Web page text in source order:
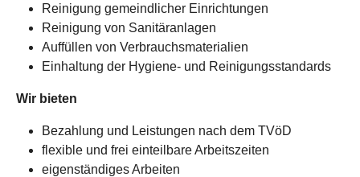
Reinigung gemeindlicher Einrichtungen
Reinigung von Sanitäranlagen
Auffüllen von Verbrauchsmaterialien
Einhaltung der Hygiene- und Reinigungsstandards
Wir bieten
Bezahlung und Leistungen nach dem TVöD
flexible und frei einteilbare Arbeitszeiten
eigenständiges Arbeiten